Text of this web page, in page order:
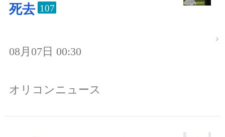
死去 107
08月07日 00:30
オリコンニュース